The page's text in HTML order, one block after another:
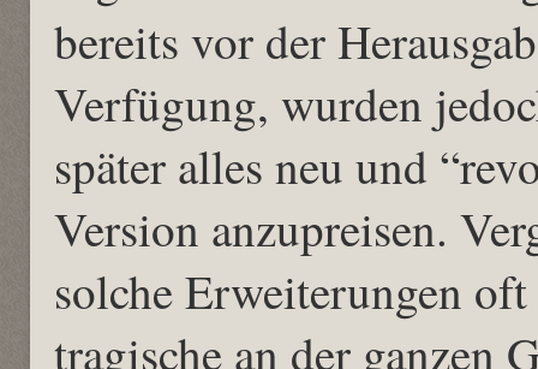
bereits vor der
Verfügung, wurden
später alles neu und
Version anzupreisen.
solche Erweiterungen
tragische an der ganzen